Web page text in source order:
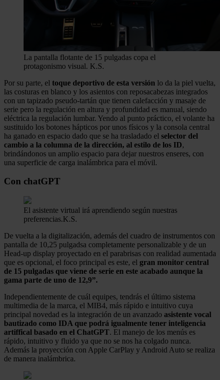
La pantalla flotante de 15 pulgadas copa el
protagonismo visual. K.S.
Por su parte, el toque deportivo de esta versión lo da la piel vuelta,
las costuras en blanco y los asientos con reposacabezas integrados
con un tapizado pseudo-tartán que tienen calefacción y masaje de
serie pero la regulación en altura y profundidad es manual, siendo
eléctrica la regulación lumbar. Yendo al punto práctico, el volante ha
sustituido los botones hápticos por unos físicos y la consola central
ha ganado en espacio dado que se ha trasladado el selector del
cambio a la columna de la dirección, al estilo de los ID,
brindándonos un amplio espacio para dejar nuestros enseres, con
una superficie de carga inalámbrica para el móvil.
Con chatGPT
El asistente virtual irá aprendiendo según nuestras
preferencias.K.S.
De vuelta a la digitalización, además del cuadro de instrumentos con
pantalla de 10,25 pulgadsa completamente personalizable y de un
Head-up display proyectado en el parabrisas con realidad aumentada
que es opcional, el foco principal es este, el gran monitor central
de 15 pulgadas que viene de serie en este acabado aunque la
gama parte de uno de 12,9”.
Independientemente de cuál equipes, tendrás el último sistema
multimedia de la marca, el MIB4, más rápido e intuitivo cuya
principal novedad es la integración de un avanzado asistente vocal
bautizado como IDA que podrá igualmente tener inteligencia
artiffical basado en el ChatGPT. El manejo de los menús es
rápido, intuitivo y fluido ya que no se nos ha colgado nunca.
Además la proyección con Apple CarPlay y Android Auto se realiza
de manera inalámbrica.